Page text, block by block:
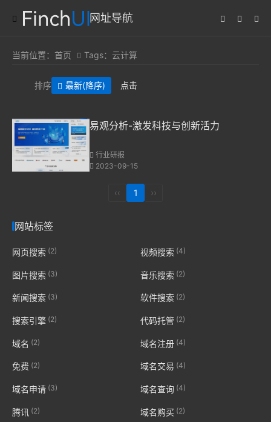
网址导航
当前位置： 首页 Tags：云计算
排序 最新(降序) 点击
易观分析-激发科技与创新活力
行业研报
2023-09-15
‹‹ 1 ››
网站标签
网页搜索 (2) 视频搜索 (4)
图片搜索 (3) 音乐搜索 (2)
新闻搜索 (3) 软件搜索 (2)
搜索引擎 (2) 代码托管 (2)
域名 (2) 域名注册(4)
免费 (2) 域名交易 (4)
域名申请 (3) 域名查询(4)
腾讯 (2) 域名购买 (2)